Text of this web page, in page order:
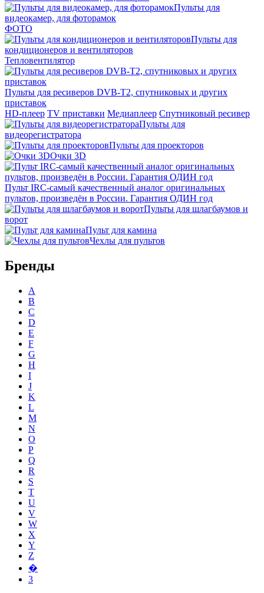
Пульты для
видеокамер, для фоторамок
ФОТО
Пульты для
кондиционеров и вентиляторов
Тепловентилятор
Пульты для ресиверов DVB-T2, спутниковых и других
приставок
HD-плеер TV приставки Медиаплеер Спутниковый ресивер
Пульты для
видеорегистратора
Пульты для проекторов
Очки 3D
Пульт IRC-самый качественный аналог оригинальных
пультов, произведён в России. Гарантия ОДИН год
Пульты для шлагбаумов и
ворот
Пульт для камина
Чехлы для пультов
Бренды
A
B
C
D
E
F
G
H
I
J
K
L
M
N
O
P
Q
R
S
T
U
V
W
X
Y
Z
�
3